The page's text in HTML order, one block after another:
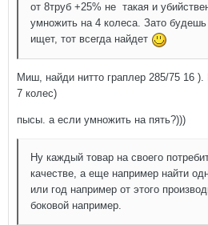
от 8труб +25% не такая и
умножить на 4 колеса. Зато
ищет, тот всегда найдет
Миш, найди нитто граплер 285/75 16
7 колес)
пысы. а если умножить на пять?)))
Ну каждый товар на своего
качестве, а еще например найти
или год например от этого
боковой например.